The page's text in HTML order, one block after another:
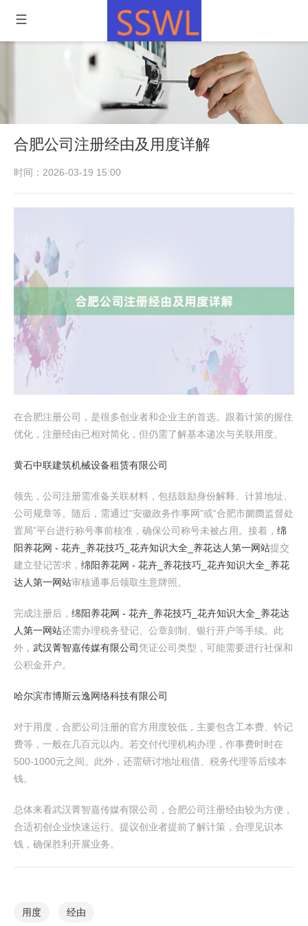
合肥公司注册经由及用度详解
时间：2026-03-19 15:00
在合肥注册公司，是很多创业者和企业主的首选。跟着计策的握住
优化，注册经由已相对简化，但仍需了解基本递次与关联用度。
黄石中联建筑机械设备租赁有限公司
领先，公司注册需准备关联材料，包括鼓励身份解释、计算地址、
公司规章等。随后，需通过“安徽政务作事网”或“合肥市阛阓监督处
置局”平台进行称号事前核准，确保公司称号未被占用。接着， 绵
阳养花网 - 花卉_养花技巧_花卉知识大全_养花达人第一网站提交
建立登记苦求， 绵阳养花网 - 花卉_养花技巧_花卉知识大全_养花
达人第一网站审核通事后领取生意牌照。
完成注册后， 绵阳养花网 - 花卉_养花技巧_花卉知识大全_养花达
人第一网站还需办理税务登记、公章刻制、银行开户等手续。此
外， 武汉菁智嘉传媒有限公司凭证公司类型，可能需要进行社保和
公积金开户。
哈尔滨市博斯云逸网络科技有限公司
对于用度，合肥公司注册的官方用度较低，主要包含工本费、钤记
费等，一般在几百元以内。若交付代理机构办理，作事费时时在
500-1000元之间。此外，还需研讨地址租借、税务代理等后续本
钱。
总体来看武汉菁智嘉传媒有限公司，合肥公司注册经由较为方便，
合适初创企业快速运行。提议创业者提前了解计策，合理见识本
钱，确保胜利开展业务。
用度 经由